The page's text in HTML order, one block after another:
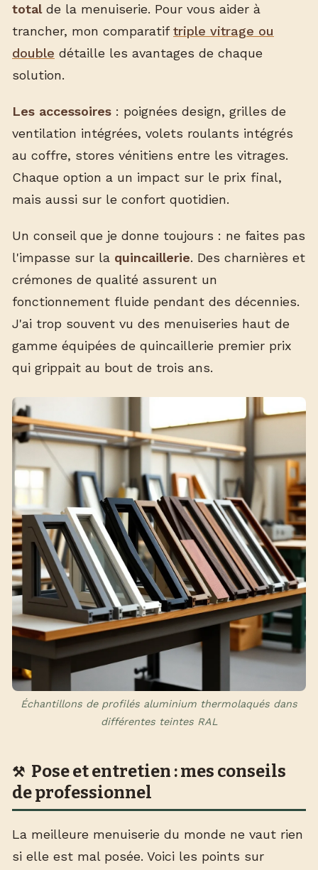
totalde la menuiserie. Pour vous aider à
trancher, mon comparatiftriple vitrage ou
double détaille les avantages de chaque
solution.
Les accessoires : poignées design, grilles de
ventilation intégrées, volets roulants intégrés
au coffre, stores vénitiens entre les vitrages.
Chaque option a un impact sur le prix final,
mais aussi sur le confort quotidien.
Un conseil que je donne toujours : ne faites pas
l'impasse sur la quincaillerie. Des charnières et
crémones de qualité assurent un
fonctionnement fluide pendant des décennies.
J'ai trop souvent vu des menuiseries haut de
gamme équipées de quincaillerie premier prix
qui grippait au bout de trois ans.
Échantillons de profilés aluminium thermolaqués dans
différentes teintes RAL
Pose et entretien : mes conseils
de professionnel
La meilleure menuiserie du monde ne vaut rien
si elle est mal posée. Voici les points sur